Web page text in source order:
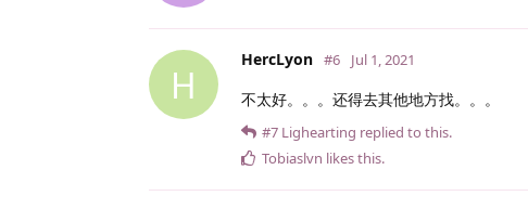
H
HercLyon #6 Jul 1, 2021
不太好。。。还得去其他地方找。。。
#7 Lighearting replied to this.
Tobiaslvn likes this.